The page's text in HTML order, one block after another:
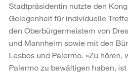
Stadtpräsidentin nutzte den
Gelegenheit für individuelle
den Oberbürgermeistern von
und Mannheim sowie mit den
Lesbos und Palermo. «Zu hören,
Palermo zu bewältigen haben,